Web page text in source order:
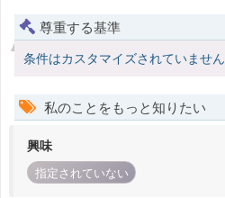
尊重する基準
条件はカスタマイズされていません
私のことをもっと知りたい
興味
指定されていない